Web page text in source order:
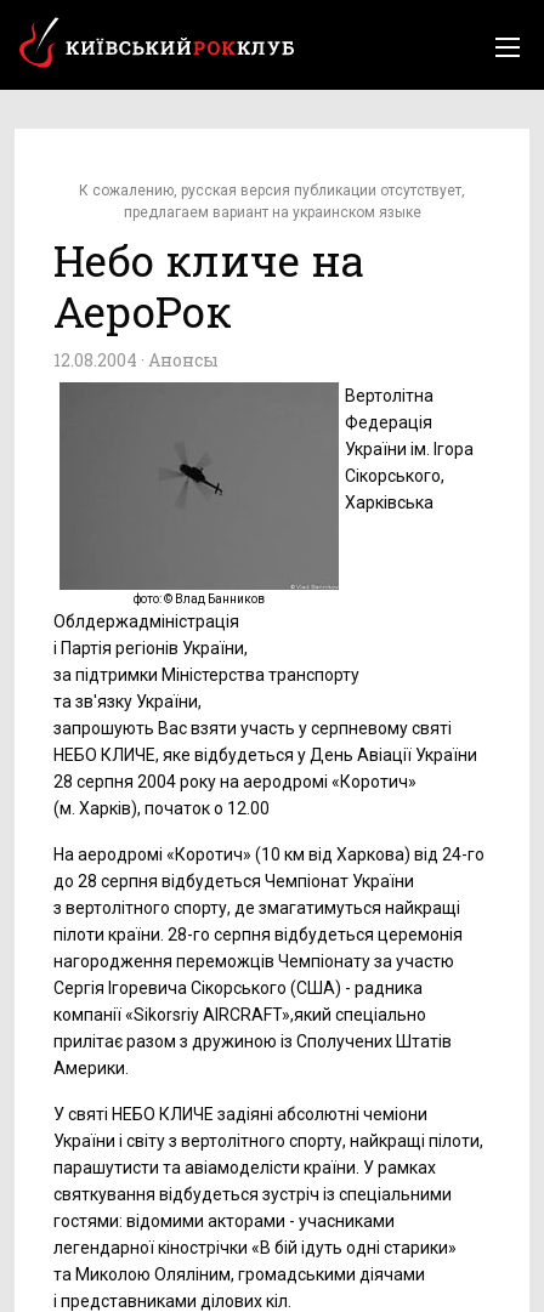
К сожалению, русская версия публикации отсутствует,
предлагаем вариант на украинском языке
Небо кличе на
АероРок
12.08.2004 · Анонсы
фото: © Влад Банников
Вертолітна
Федерація
України ім. Ігора
Сікорського,
Харківська
Облдержадміністрація
і Партія регіонів України,
за підтримки Міністерства транспорту
та зв'язку України,
запрошують Вас взяти участь у серпневому святі
НЕБО КЛИЧЕ, яке відбудеться у День Авіації України
28 серпня 2004 року на аеродромі «Коротич»
(м. Харків), початок о 12.00
На аеродромі «Коротич» (10 км від Харкова) від 24-го
до 28 серпня відбудеться Чемпіонат України
з вертолітного спорту, де змагатимуться найкращі
пілоти країни. 28-го серпня відбудеться церемонія
нагородження переможців Чемпіонату за участю
Сергія Ігоревича Сікорського (США) - радника
компанії «Sikorsriy AIRCRAFT»,який спеціально
прилітає разом з дружиною із Сполучених Штатів
Америки.
У святі НЕБО КЛИЧЕ задіяні абсолютні чеміони
України і світу з вертолітного спорту, найкращі пілоти,
парашутисти та авіамоделісти країни. У рамках
святкування відбудеться зустріч із спеціальними
гостями: відомими акторами - учасниками
легендарної кінострічки «В бій ідуть одні старики»
та Миколою Оляліним, громадськими діячами
і представниками ділових кіл.